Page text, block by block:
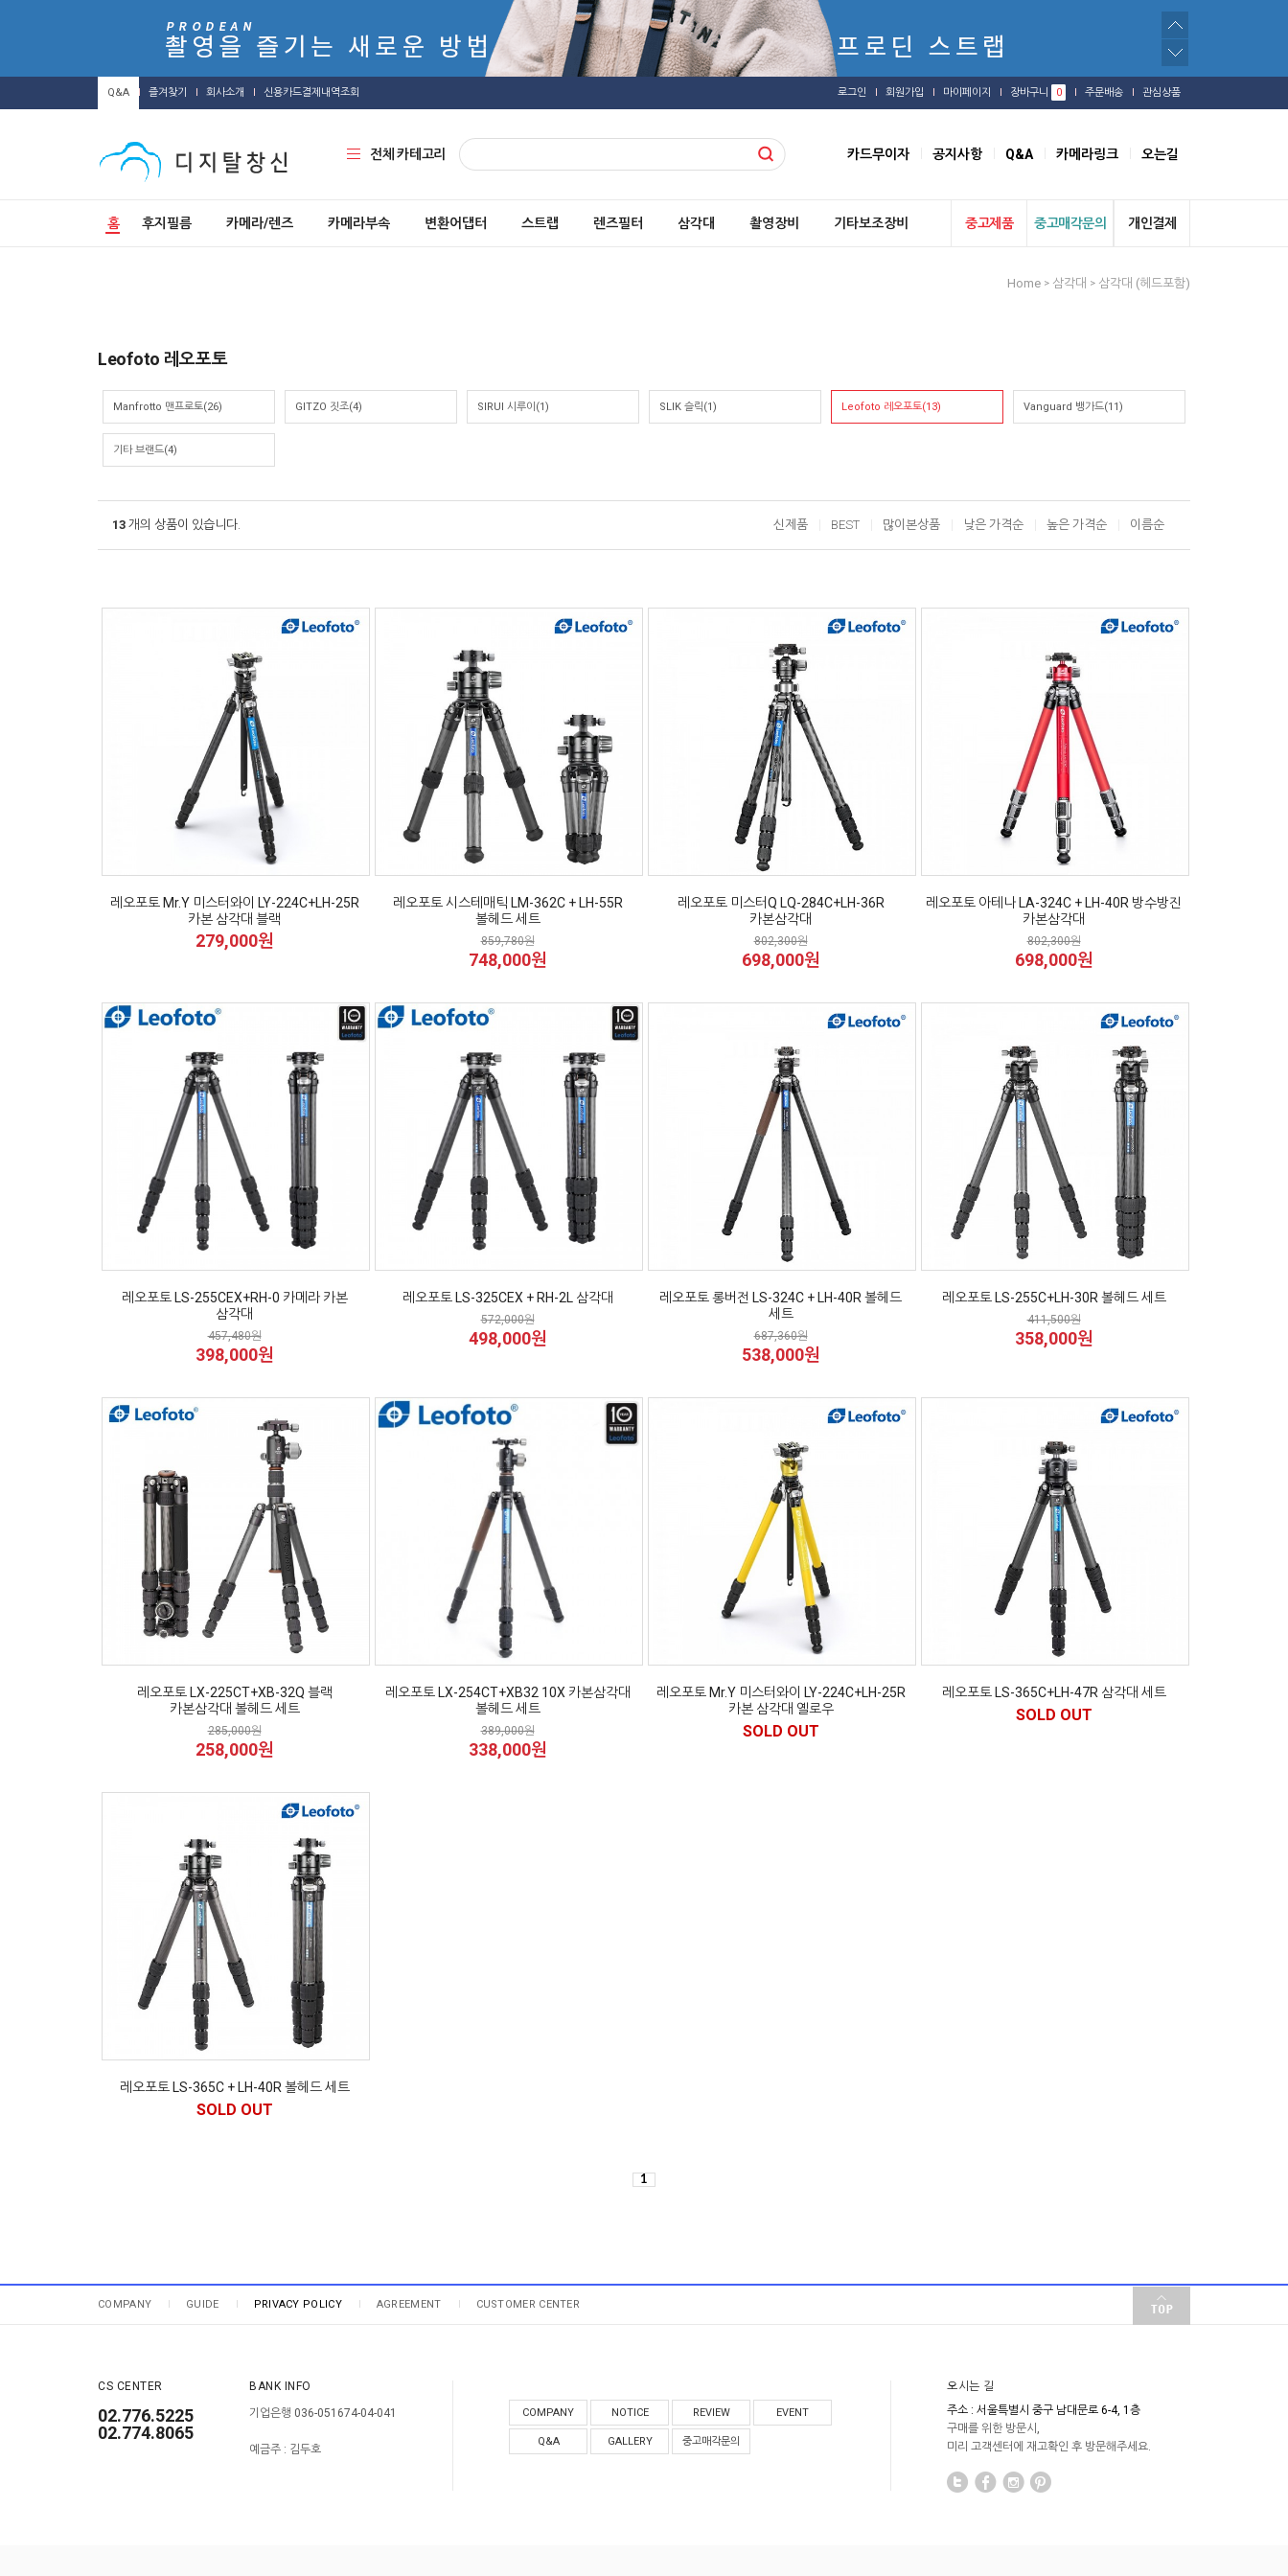
Q&A 즐겨찾기 회사소개 신용카드결제내역조회 로그인 회원가입 마이페이지 장바구니 0 주문배송 관심상품
전체 카테고리 카드무이자 공지사항 Q&A 카메라링크 오는길
홈 후지필름 카메라/렌즈 카메라부속 변환어댑터 스트랩 렌즈필터 삼각대 촬영장비 기타보조장비 중고제품 중고매각문의 개인결제
Home > 삼각대 > 삼각대 (헤드포함)
Leofoto 레오포토
Manfrotto 맨프로토(26) GITZO 짓조(4) SIRUI 시루이(1) SLIK 슬릭(1) Leofoto 레오포토(13) Vanguard 뱅가드(11)
기타 브랜드(4)
13 개의 상품이 있습니다. 신제품 BEST 많이본상품 낮은 가격순 높은 가격순 이름순
레오포토 Mr.Y 미스터와이 LY-224C+LH-25R
카본 삼각대 블랙
279,000원
레오포토 시스테매틱 LM-362C + LH-55R
볼헤드 세트
859,780원
748,000원
레오포토 미스터Q LQ-284C+LH-36R
카본삼각대
802,300원
698,000원
레오포토 아테나 LA-324C + LH-40R 방수방진
카본삼각대
802,300원
698,000원
레오포토 LS-255CEX+RH-0 카메라 카본
삼각대
457,480원
398,000원
레오포토 LS-325CEX + RH-2L 삼각대
572,000원
498,000원
레오포토 롱버전 LS-324C + LH-40R 볼헤드
세트
687,360원
538,000원
레오포토 LS-255C+LH-30R 볼헤드 세트
411,500원
358,000원
레오포토 LX-225CT+XB-32Q 블랙
카본삼각대 볼헤드 세트
285,000원
258,000원
레오포토 LX-254CT+XB32 10X 카본삼각대
볼헤드 세트
389,000원
338,000원
레오포토 Mr.Y 미스터와이 LY-224C+LH-25R
카본 삼각대 옐로우
SOLD OUT
레오포토 LS-365C+LH-47R 삼각대 세트
SOLD OUT
레오포토 LS-365C + LH-40R 볼헤드 세트
SOLD OUT
1
COMPANY GUIDE PRIVACY POLICY AGREEMENT CUSTOMER CENTER
CS CENTER
02.776.5225
02.774.8065
BANK INFO
기업은행 036-051674-04-041
예금주 : 김두호
COMPANY NOTICE REVIEW EVENT
Q&A GALLERY 중고매각문의
오시는 길
주소 : 서울특별시 중구 남대문로 6-4, 1층
구매를 위한 방문시,
미리 고객센터에 재고확인 후 방문해주세요.